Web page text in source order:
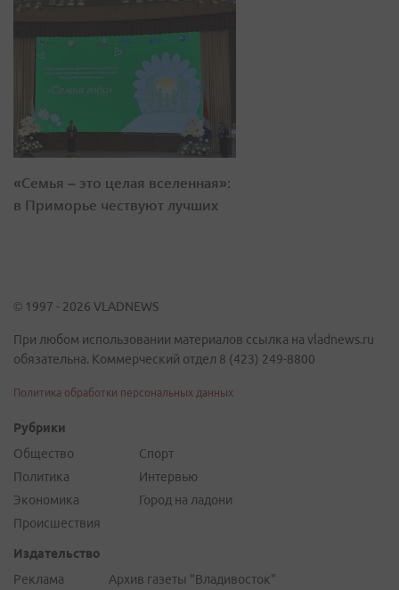
«Семья – это целая вселенная»:
в Приморье чествуют лучших
© 1997 - 2026 VLADNEWS
При любом использовании материалов ссылка на vladnews.ru
обязательна. Коммерческий отдел 8 (423) 249-8800
Политика обработки персональных данных
Рубрики
Общество
Политика
Экономика
Происшествия
Спорт
Интервью
Город на ладони
Издательство
Реклама
Архив газеты "Владивосток"